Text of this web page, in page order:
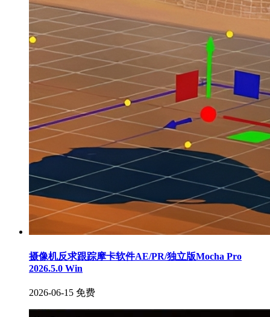
摄像机反求跟踪摩卡软件AE/PR/独立版Mocha Pro
2026.5.0 Win
2026-06-15 免费